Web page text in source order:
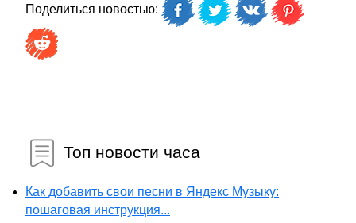
Поделиться новостью:
Топ новости часа
Как добавить свои песни в Яндекс Музыку:
пошаговая инструкция...